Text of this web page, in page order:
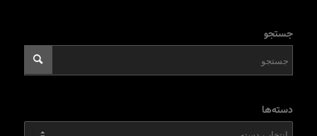
جستجو
دسته‌ها